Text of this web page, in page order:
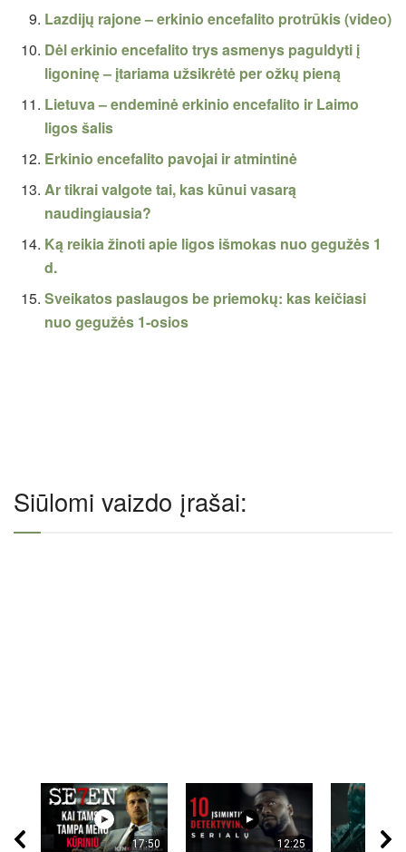
Lazdijų rajone – erkinio encefalito protrūkis (video)
Dėl erkinio encefalito trys asmenys paguldyti į
ligoninę – įtariama užsikrėtė per ožkų pieną
Lietuva – endeminė erkinio encefalito ir Laimo
ligos šalis
Erkinio encefalito pavojai ir atmintinė
Ar tikrai valgote tai, kas kūnui vasarą
naudingiausia?
Ką reikia žinoti apie ligos išmokas nuo gegužės 1
d.
Sveikatos paslaugos be priemokų: kas keičiasi
nuo gegužės 1-osios
Siūlomi vaizdo įrašai:
17:50 12:25